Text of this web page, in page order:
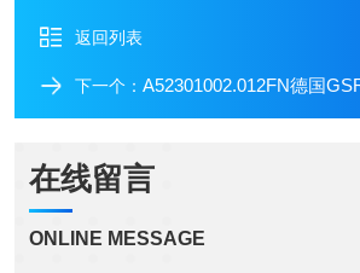
返回列表
下一个： A52301002.012FN德国
在线留言
ONLINE MESSAGE